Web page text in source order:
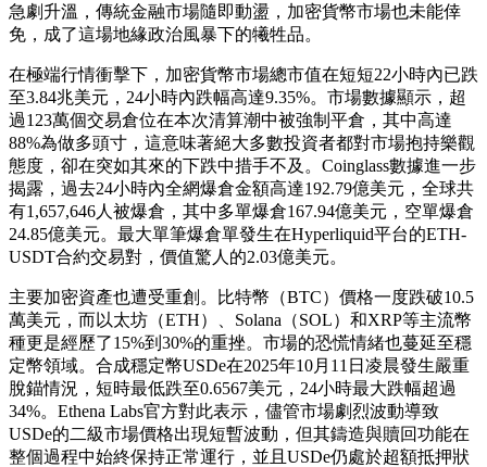
急劇升溫，傳統金融市場隨即動盪，加密貨幣市場也未能倖
免，成了這場地緣政治風暴下的犧牲品。
在極端行情衝擊下，加密貨幣市場總市值在短短22小時內已跌
至3.84兆美元，24小時內跌幅高達9.35%。市場數據顯示，超
過123萬個交易倉位在本次清算潮中被強制平倉，其中高達
88%為做多頭寸，這意味著絕大多數投資者都對市場抱持樂觀
態度，卻在突如其來的下跌中措手不及。Coinglass數據進一步
揭露，過去24小時內全網爆倉金額高達192.79億美元，全球共
有1,657,646人被爆倉，其中多單爆倉167.94億美元，空單爆倉
24.85億美元。最大單筆爆倉單發生在Hyperliquid平台的ETH-
USDT合約交易對，價值驚人的2.03億美元。
主要加密資產也遭受重創。比特幣（BTC）價格一度跌破10.5
萬美元，而以太坊（ETH）、Solana（SOL）和XRP等主流幣
種更是經歷了15%到30%的重挫。市場的恐慌情緒也蔓延至穩
定幣領域。合成穩定幣USDe在2025年10月11日凌晨發生嚴重
脫錨情況，短時最低跌至0.6567美元，24小時最大跌幅超過
34%。Ethena Labs官方對此表示，儘管市場劇烈波動導致
USDe的二級市場價格出現短暫波動，但其鑄造與贖回功能在
整個過程中始終保持正常運行，並且USDe仍處於超額抵押狀